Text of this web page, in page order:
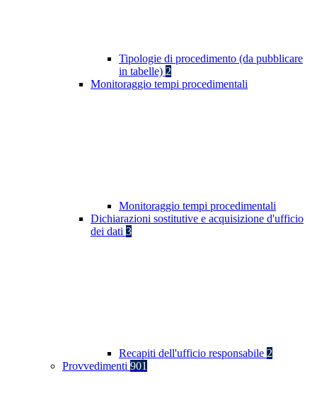
Tipologie di procedimento (da pubblicare
in tabelle) 2
Monitoraggio tempi procedimentali
Monitoraggio tempi procedimentali
Dichiarazioni sostitutive e acquisizione d'ufficio
dei dati 3
Recapiti dell'ufficio responsabile 2
Provvedimenti 901